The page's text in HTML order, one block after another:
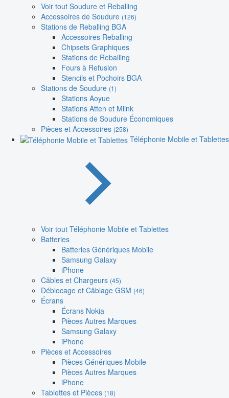
Voir tout Soudure et Reballing
Accessoires de Soudure (126)
Stations de Reballing BGA
Accessoires Reballing
Chipsets Graphiques
Stations de Reballing
Fours à Refusion
Stencils et Pochoirs BGA
Stations de Soudure (1)
Stations Aoyue
Stations Atten et Mlink
Stations de Soudure Économiques
Pièces et Accessoires (258)
Téléphonie Mobile et Tablettes
Voir tout Téléphonie Mobile et Tablettes
Batteries
Batteries Génériques Mobile
Samsung Galaxy
iPhone
Câbles et Chargeurs (45)
Déblocage et Câblage GSM (46)
Écrans
Écrans Nokia
Pièces Autres Marques
Samsung Galaxy
iPhone
Pièces et Accessoires
Pièces Génériques Mobile
Pièces Autres Marques
iPhone
Tablettes et Pièces (18)